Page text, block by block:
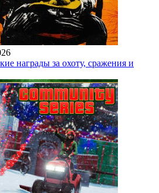
награды за охоту, сражения и